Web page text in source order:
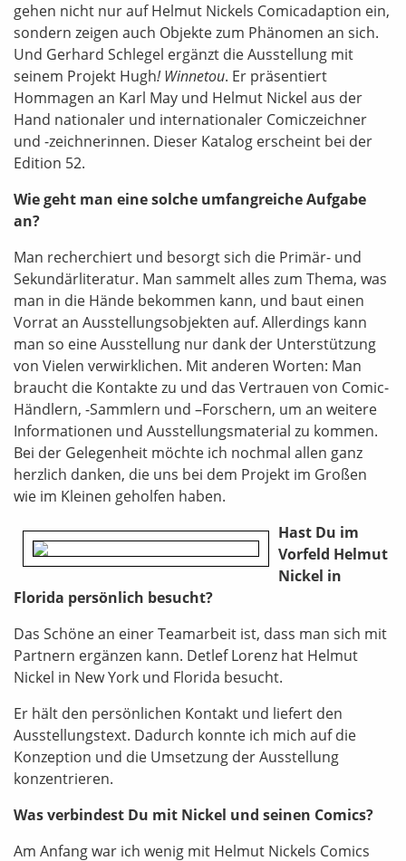
gehen nicht nur auf Helmut Nickels Comicadaption ein,
sondern zeigen auch Objekte zum Phänomen an sich.
Und Gerhard Schlegel ergänzt die Ausstellung mit
seinem Projekt Hugh! Winnetou. Er präsentiert
Hommagen an Karl May und Helmut Nickel aus der
Hand nationaler und internationaler Comiczeichner
und -zeichnerinnen. Dieser Katalog erscheint bei der
Edition 52.
Wie geht man eine solche umfangreiche Aufgabe
an?
Man recherchiert und besorgt sich die Primär- und
Sekundärliteratur. Man sammelt alles zum Thema, was
man in die Hände bekommen kann, und baut einen
Vorrat an Ausstellungsobjekten auf. Allerdings kann
man so eine Ausstellung nur dank der Unterstützung
von Vielen verwirklichen. Mit anderen Worten: Man
braucht die Kontakte zu und das Vertrauen von Comic-
Händlern, -Sammlern und –Forschern, um an weitere
Informationen und Ausstellungsmaterial zu kommen.
Bei der Gelegenheit möchte ich nochmal allen ganz
herzlich danken, die uns bei dem Projekt im Großen
wie im Kleinen geholfen haben.
Hast Du im
Vorfeld Helmut
Nickel in
Florida persönlich besucht?
Das Schöne an einer Teamarbeit ist, dass man sich mit
Partnern ergänzen kann. Detlef Lorenz hat Helmut
Nickel in New York und Florida besucht.
Er hält den persönlichen Kontakt und liefert den
Ausstellungstext. Dadurch konnte ich mich auf die
Konzeption und die Umsetzung der Ausstellung
konzentrieren.
Was verbindest Du mit Nickel und seinen Comics?
Am Anfang war ich wenig mit Helmut Nickels Comics